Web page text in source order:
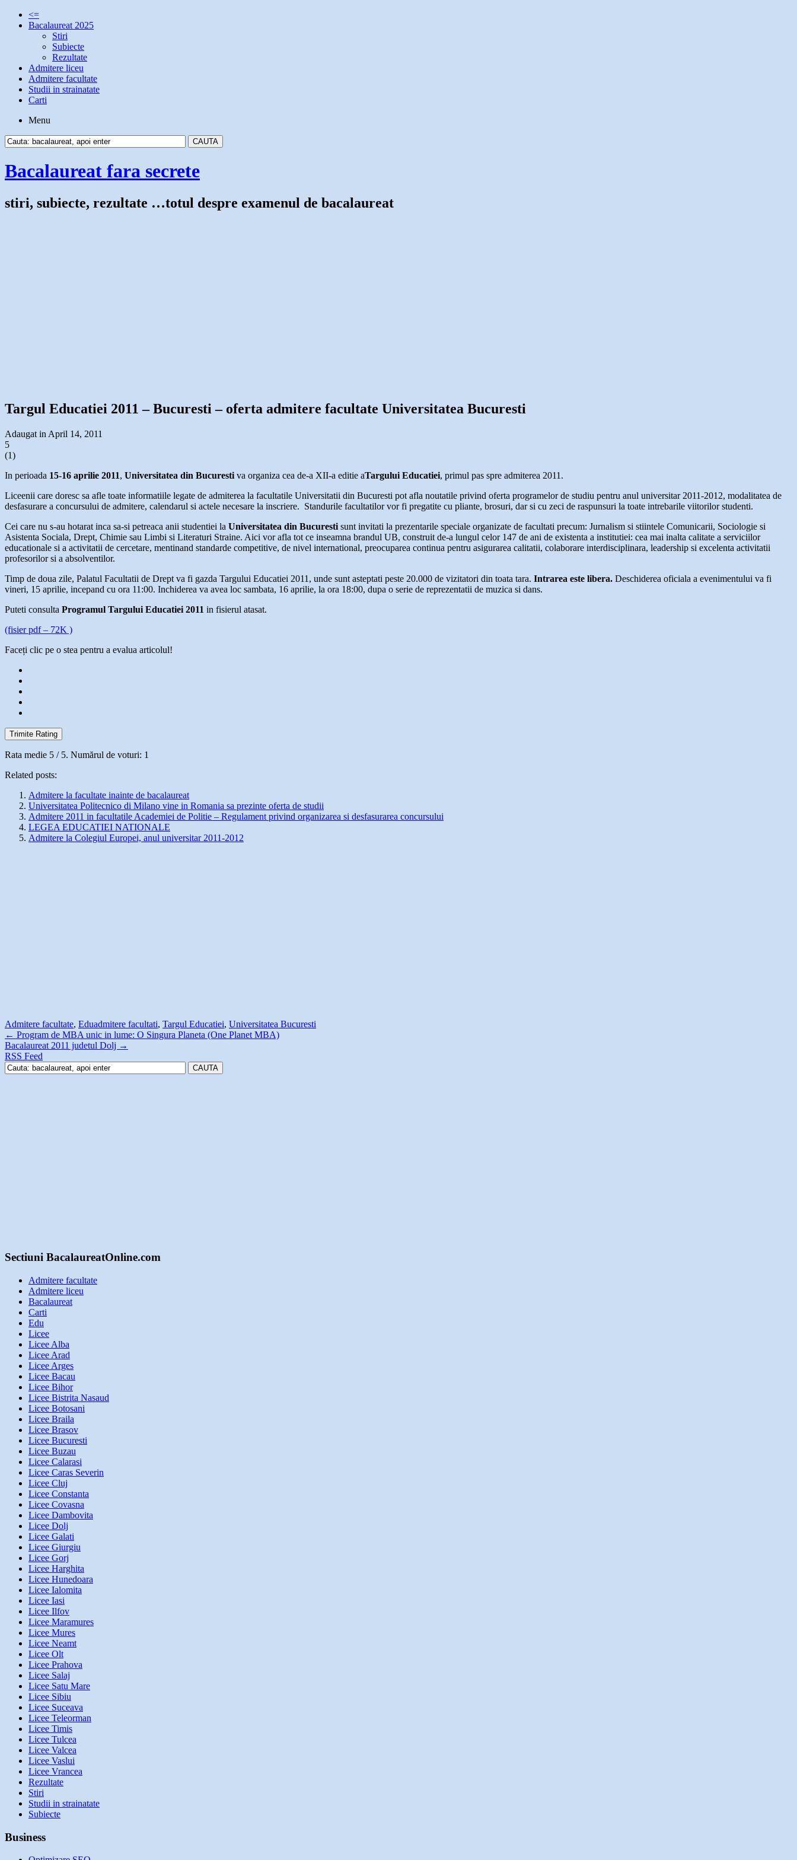
<=
Bacalaureat 2025
Stiri
Subiecte
Rezultate
Admitere liceu
Admitere facultate
Studii in strainatate
Carti
Menu
Bacalaureat fara secrete
stiri, subiecte, rezultate …totul despre examenul de bacalaureat
Targul Educatiei 2011 – Bucuresti – oferta admitere facultate Universitatea Bucuresti
Adaugat in April 14, 2011
5
(1)
In perioada 15-16 aprilie 2011, Universitatea din Bucuresti va organiza cea de-a XII-a editie aTargului Educatiei, primul pas spre admiterea 2011.
Liceenii care doresc sa afle toate informatiile legate de admiterea la facultatile Universitatii din Bucuresti pot afla noutatile privind oferta programelor de studiu pentru anul universitar 2011-2012, modalitatea de
desfasurare a concursului de admitere, calendarul si actele necesare la inscriere. Standurile facultatilor vor fi pregatite cu pliante, brosuri, dar si cu zeci de raspunsuri la toate intrebarile viitorilor studenti.
Cei care nu s-au hotarat inca sa-si petreaca anii studentiei la Universitatea din Bucuresti sunt invitati la prezentarile speciale organizate de facultati precum: Jurnalism si stiintele Comunicarii, Sociologie si
Asistenta Sociala, Drept, Chimie sau Limbi si Literaturi Straine. Aici vor afla tot ce inseamna brandul UB, construit de-a lungul celor 147 de ani de existenta a institutiei: cea mai inalta calitate a serviciilor
educationale si a activitatii de cercetare, mentinand standarde competitive, de nivel international, preocuparea continua pentru asigurarea calitatii, colaborare interdisciplinara, leadership si excelenta activitatii
profesorilor si a absolventilor.
Timp de doua zile, Palatul Facultatii de Drept va fi gazda Targului Educatiei 2011, unde sunt asteptati peste 20.000 de vizitatori din toata tara. Intrarea este libera. Deschiderea oficiala a evenimentului va fi
vineri, 15 aprilie, incepand cu ora 11:00. Inchiderea va avea loc sambata, 16 aprilie, la ora 18:00, dupa o serie de reprezentatii de muzica si dans.
Puteti consulta Programul Targului Educatiei 2011 in fisierul atasat.
(fisier pdf – 72K )
Faceți clic pe o stea pentru a evalua articolul!
Trimite Rating
Rata medie 5 / 5. Numărul de voturi: 1
Related posts:
Admitere la facultate inainte de bacalaureat
Universitatea Politecnico di Milano vine in Romania sa prezinte oferta de studii
Admitere 2011 in facultatile Academiei de Politie – Regulament privind organizarea si desfasurarea concursului
LEGEA EDUCATIEI NATIONALE
Admitere la Colegiul Europei, anul universitar 2011-2012
Admitere facultate, Eduadmitere facultati, Targul Educatiei, Universitatea Bucuresti
← Program de MBA unic in lume: O Singura Planeta (One Planet MBA)
Bacalaureat 2011 judetul Dolj →
RSS Feed
Sectiuni BacalaureatOnline.com
Admitere facultate
Admitere liceu
Bacalaureat
Carti
Edu
Licee
Licee Alba
Licee Arad
Licee Arges
Licee Bacau
Licee Bihor
Licee Bistrita Nasaud
Licee Botosani
Licee Braila
Licee Brasov
Licee Bucuresti
Licee Buzau
Licee Calarasi
Licee Caras Severin
Licee Cluj
Licee Constanta
Licee Covasna
Licee Dambovita
Licee Dolj
Licee Galati
Licee Giurgiu
Licee Gorj
Licee Harghita
Licee Hunedoara
Licee Ialomita
Licee Iasi
Licee Ilfov
Licee Maramures
Licee Mures
Licee Neamt
Licee Olt
Licee Prahova
Licee Salaj
Licee Satu Mare
Licee Sibiu
Licee Suceava
Licee Teleorman
Licee Timis
Licee Tulcea
Licee Valcea
Licee Vaslui
Licee Vrancea
Rezultate
Stiri
Studii in strainatate
Subiecte
Business